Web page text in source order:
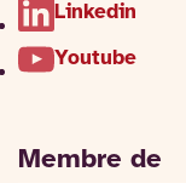
Linkedin
Youtube
Membre de